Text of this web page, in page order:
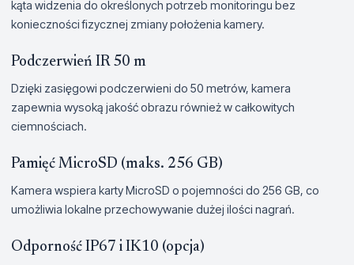
kąta widzenia do określonych potrzeb monitoringu bez
konieczności fizycznej zmiany położenia kamery.
Podczerwień IR 50 m
Dzięki zasięgowi podczerwieni do 50 metrów, kamera
zapewnia wysoką jakość obrazu również w całkowitych
ciemnościach.
Pamięć MicroSD (maks. 256 GB)
Kamera wspiera karty MicroSD o pojemności do 256 GB, co
umożliwia lokalne przechowywanie dużej ilości nagrań.
Odporność IP67 i IK10 (opcja)